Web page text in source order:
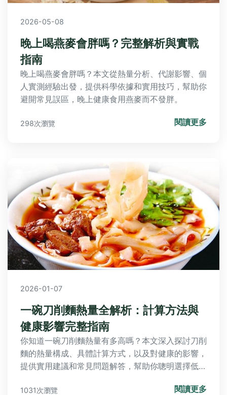
2026-05-08
晚上喝燕麥會胖嗎？完整解析與實戰
指南
晚上喝燕麥會胖嗎？本文從熱量分析、代謝影響、個
人實測經驗出發，提供科學依據和實用技巧，幫助你
避開常見誤區，晚上健康食用燕麥而不發胖。
298次瀏覽 閱讀更多
2026-01-07
一碗刀削麵熱量全解析：計算方法與
健康影響完整指南
你知道一碗刀削麵熱量有多高嗎？本文深入探討刀削
麵的熱量構成、具體計算方式，以及對健康的影響，
提供實用建議和常見問題解答，幫助你聰明選擇低熱
1031次瀏覽 閱讀更多